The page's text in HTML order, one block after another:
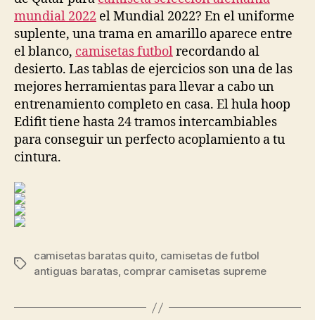
mundial 2022 el Mundial 2022? En el uniforme
suplente, una trama en amarillo aparece entre
el blanco, camisetas futbolrecordando al
desierto. Las tablas de ejercicios son una de las
mejores herramientas para llevar a cabo un
entrenamiento completo en casa. El hula hoop
Edifit tiene hasta 24 tramos intercambiables
para conseguir un perfecto acoplamiento a tu
cintura.
Etiquetas
camisetas baratas quito, camisetas de futbol
antiguas baratas, comprar camisetas supreme